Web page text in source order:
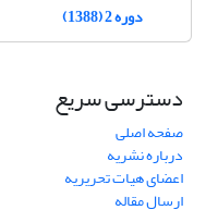
دوره 2 (1388)
دسترسی سریع
صفحه اصلی
درباره نشریه
اعضای هیات تحریریه
ارسال مقاله